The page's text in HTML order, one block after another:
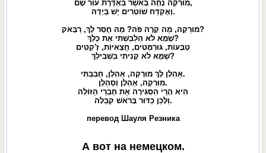
מוּרְקָה נָחָה בְּאֹשֶׁר בְּאַדֶּרֶת עוֹר שָׁם,
וְאֶקְדַּח שׁוֹטְרִים יֵשׁ בְּיָדָהּ.
מוּרְקָה, מַה קָרָה פֹּה? מַה חָסַר לָךְ, רַבָּאק?
שֶׁמָּא לֹא הִלְבַּשְׁתִּי אֵת כֻּלֵּךְ?
טַבָּעוֹת, גּוּרְמֶטִים, חֲצָאִיּוֹת, זָ'קֵטִים
שֶׁמָּא לֹא קָנִיתִי בִּשְׁבִילֵךְ?
אַהְלָן לָךְ מוּרְקָה, אַהְלָן, חַבִּבְּתִּי.
מוּרְקָה, אַהְלָן וְסַהְלָן.
הִיא הָרֵי הִסְגִּירָה אֵת חַבְרֵי הַזּוֹלָה
וְלָכֵן כַּדּוּר בָּרֹאשׁ קִבְּלָה.
перевод Шауля Резника
А вот на немецком.